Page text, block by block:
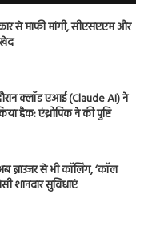
से माफी मांगी, सीएसएएम और
क्लॉड एआई (Claude AI) ने
हैक: एंथ्रोपिक ने की पुष्टि
ब्राउजर से भी कॉलिंग, ‘कॉल
शानदार सुविधाएं